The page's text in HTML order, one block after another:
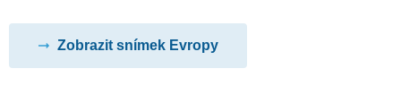
Zobrazit snímek Evropy